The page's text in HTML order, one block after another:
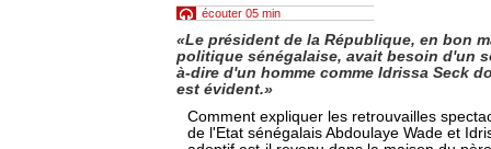
écouter 05 min
«Le président de la République, en bon
politique sénégalaise, avait besoin d'un
à-dire d'un homme comme Idrissa Seck
est évident.»
Comment expliquer les retrouvailles
de l'Etat sénégalais Abdoulaye Wade et